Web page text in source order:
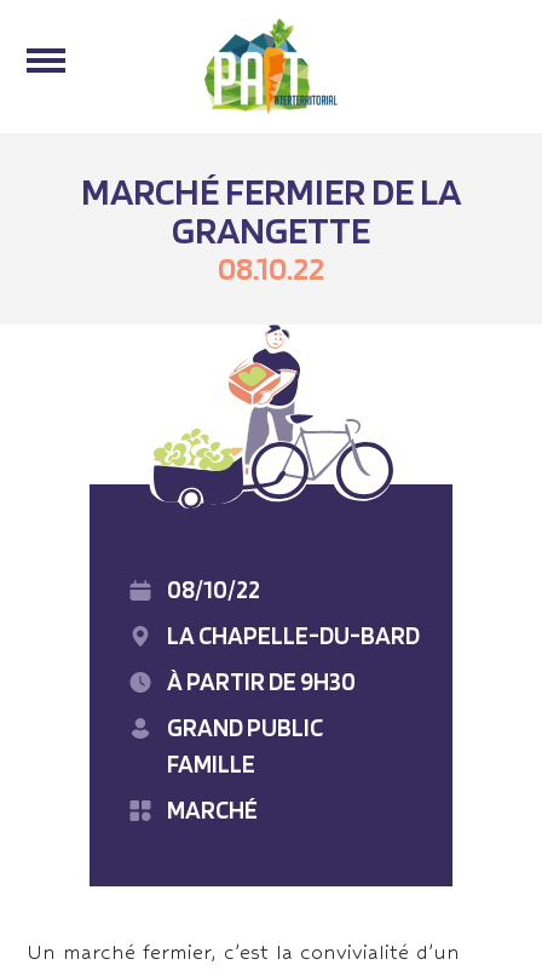
MARCHÉ FERMIER DE LA
GRANGETTE
08.10.22
Un marché fermier, c’est la convivialité d’un
08/10/22
LA CHAPELLE-DU-BARD
À PARTIR DE 9H30
GRAND PUBLIC
FAMILLE
MARCHÉ